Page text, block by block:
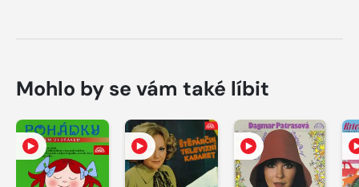
Mohlo by se vám také líbit